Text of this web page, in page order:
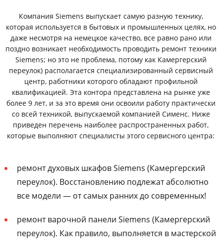
Компания Siemens выпускает самую разную технику,
которая используется в бытовых и промышленных целях, но
даже несмотря на немецкое качество, все равно рано или
поздно возникает необходимость проводить ремонт техники
Siemens; но это не проблема, потому как Камергерский
переулок) располагается специализированный сервисный
центр, работники которого обладают профильной
квалификацией. Эта контора представлена на рынке уже
более 9 лет, и за это время они освоили работу практически
со всей техникой, выпускаемой компанией Сименс. Ниже
приведен перечень наиболее распространенных работ,
которые выполняют специалисты этого сервисного центра:
ремонт духовых шкафов Siemens (Камергерский
переулок). Восстановлению подлежат абсолютно
все модели — от самых ранних до современных!
ремонт варочной панели Siemens (Камергерский
переулок). Как правило, выполняется в мастерской